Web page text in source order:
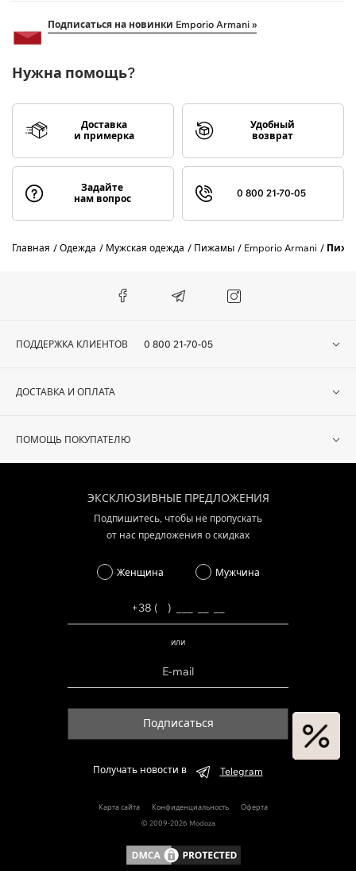
Подписаться на новинки Emporio Armani »
Нужна помощь?
Доставка
и примерка
Удобный
возврат
Задайте
нам вопрос
0 800 21-70-05
Главная Одежда Мужская одежда Пижамы Emporio Armani
ПОДДЕРЖКА КЛИЕНТОВ 0 800 21-70-05
ДОСТАВКА И ОПЛАТА
ПОМОЩЬ ПОКУПАТЕЛЮ
ЭКСКЛЮЗИВНЫЕ ПРЕДЛОЖЕНИЯ
Подпишитесь, чтобы не пропускать
от нас предложения о скидках
Женщина Мужчина
или
Подписаться
Получать новости в Telegram
Карта сайта Конфиденциальность
Оферта
© 2009-2026 Modoza